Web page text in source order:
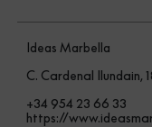
Ideas Marbella
C. Cardenal Ilundain,
+34 954 23 66 33
https://